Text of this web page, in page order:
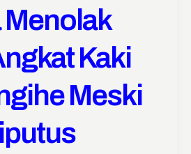
Menolak
Kaki
Meski